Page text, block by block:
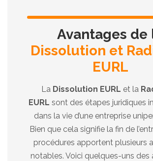
Avantages de
Dissolution et
EURL
La Dissolution EURL et la
EURL sont des étapes juridiques
dans la vie d’une entreprise
Bien que cela signifie la fin de
procédures apportent plusieurs
notables. Voici quelques-uns des